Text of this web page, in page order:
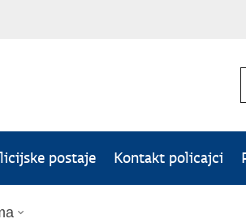
postaje Kontakt policajci